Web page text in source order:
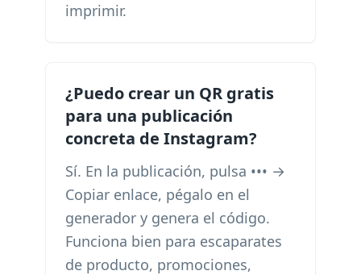
imprimir.
¿Puedo crear un QR gratis
para una publicación
concreta de Instagram?
Sí. En la publicación, pulsa ••• →
Copiar enlace, pégalo en el
generador y genera el código.
Funciona bien para escaparates
de producto, promociones,